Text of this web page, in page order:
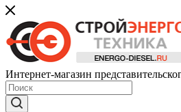
Интернет-магазин